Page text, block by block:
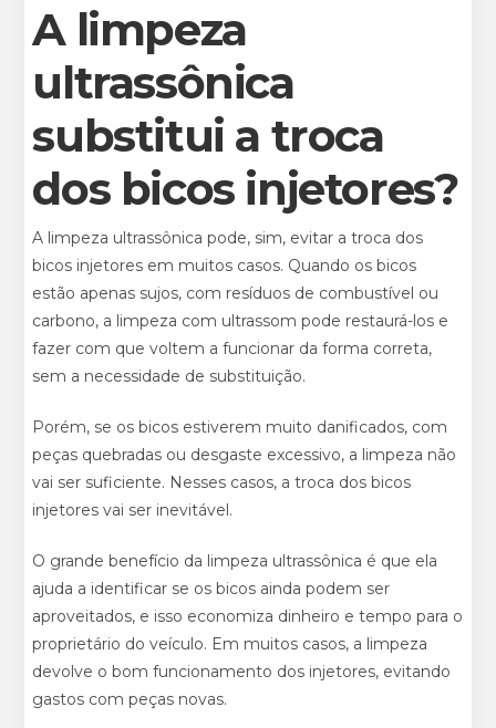
A limpeza
ultrassônica
substitui a troca
dos bicos injetores?
A limpeza ultrassônica pode, sim, evitar a troca dos
bicos injetores em muitos casos. Quando os bicos
estão apenas sujos, com resíduos de combustível ou
carbono, a limpeza com ultrassom pode restaurá-los e
fazer com que voltem a funcionar da forma correta,
sem a necessidade de substituição.
Porém, se os bicos estiverem muito danificados, com
peças quebradas ou desgaste excessivo, a limpeza não
vai ser suficiente. Nesses casos, a troca dos bicos
injetores vai ser inevitável.
O grande benefício da limpeza ultrassônica é que ela
ajuda a identificar se os bicos ainda podem ser
aproveitados, e isso economiza dinheiro e tempo para o
proprietário do veículo. Em muitos casos, a limpeza
devolve o bom funcionamento dos injetores, evitando
gastos com peças novas.